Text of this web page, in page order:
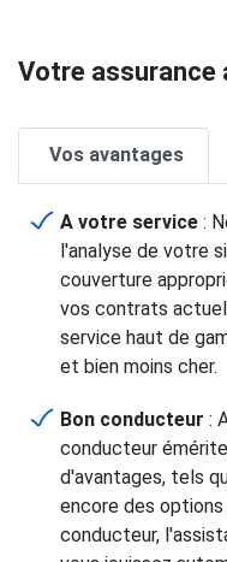
Votre assurance
Vos avantages
A votre service :
l'analyse de votre
couverture
vos contrats
service haut de
et bien moins cher.
Bon conducteur :
conducteur
d'avantages, tels
encore des options
conducteur,